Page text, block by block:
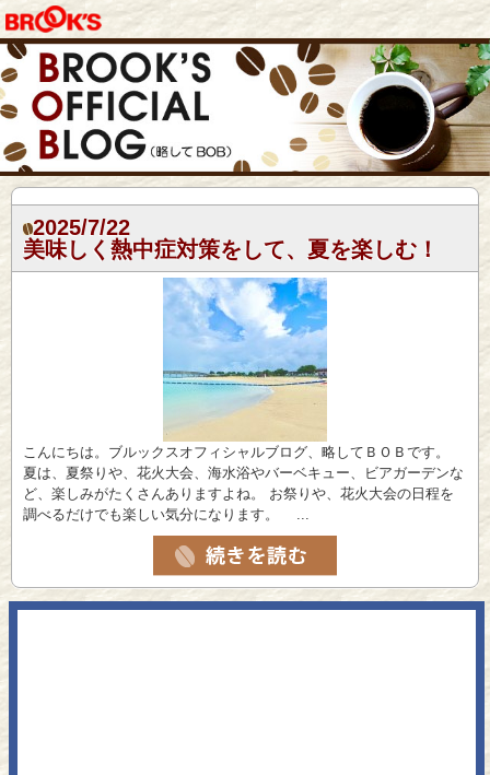
2025/7/22
美味しく熱中症対策をして、夏を楽しむ！
こんにちは。ブルックスオフィシャルブログ、略してＢＯＢです。
夏は、夏祭りや、花火大会、海水浴やバーベキュー、ビアガーデンな
ど、楽しみがたくさんありますよね。 お祭りや、花火大会の日程を
調べるだけでも楽しい気分になります。 ...